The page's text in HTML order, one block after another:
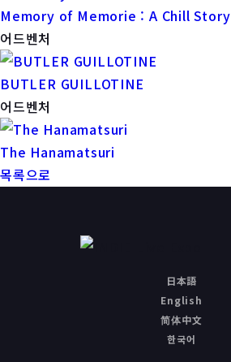
Memory of Memorie : A Chill Story
어드벤처
BUTLER GUILLOTINE
어드벤처
The Hanamatsuri
목록으로
日本語
English
简体中文
한국어